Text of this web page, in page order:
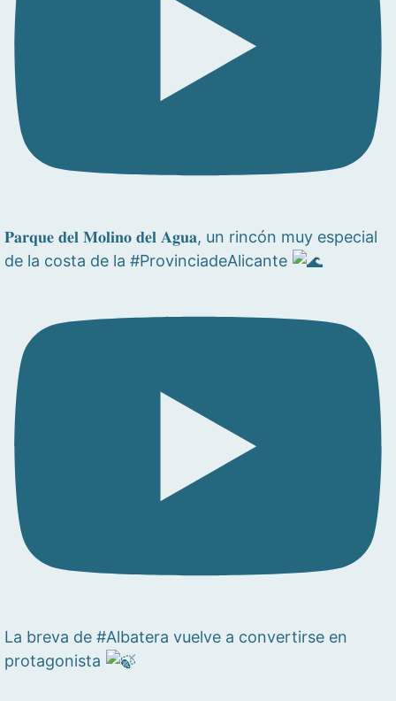
𝐏𝐚𝐫𝐪𝐮𝐞 𝐝𝐞𝐥 𝐌𝐨𝐥𝐢𝐧𝐨 𝐝𝐞𝐥 𝐀𝐠𝐮𝐚, un rincón muy especial
de la costa de la #ProvinciadeAlicante
La breva de #Albatera vuelve a convertirse en
protagonista